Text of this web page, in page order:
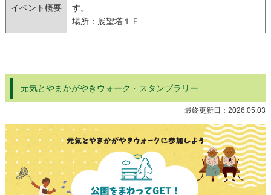
イベント概要
す。
場所：展望塔１Ｆ
元気とやまかがやきウォーク・スタンプラリー
最終更新日：2026.05.03